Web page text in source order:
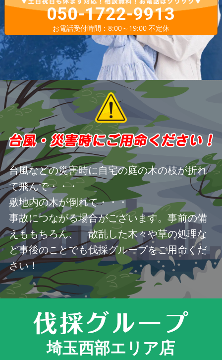
050-1722-9913
お電話受付時間：8:00～19:00 不定休
台風などの災害時に自宅の庭の木の枝が折れ
て飛んで・・・
敷地内の木が倒れて・・・
事故につながる場合がございます。事前の備
えももちろん、 散乱した木々や草の処理な
ど事後のことでも伐採グループをご用命くだ
さい！
埼玉西部エリア店